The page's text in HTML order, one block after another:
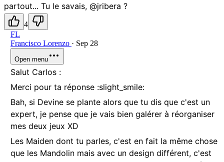
partout... Tu le savais, @jribera ?
4
FL
Francisco Lorenzo · Sep 28
Open menu
Salut Carlos :
Merci pour ta réponse :slight_smile:
Bah, si Devine se plante alors que tu dis que c'est un
expert, je pense que je vais bien galérer à réorganiser
mes deux jeux XD
Les Maiden dont tu parles, c'est en fait la même chose
que les Mandolin mais avec un design différent, c'est